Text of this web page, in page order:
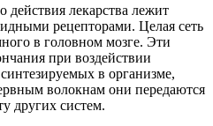
действия лекарства лежит
рецепторами. Целая сеть
в головном мозге. Эти
при воздействии
в организме,
волокнам они передаются
других систем.